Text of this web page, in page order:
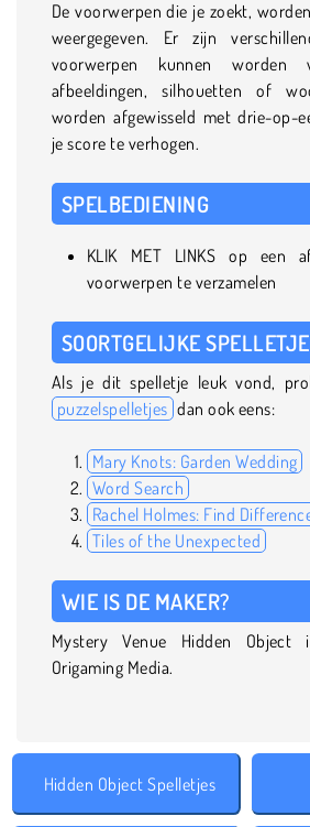
De voorwerpen die je zoekt,
weergegeven. Er zijn
voorwerpen kunnen worden
afbeeldingen, silhouetten of
worden afgewisseld met drie-op-
je score te verhogen.
SPELBEDIENING
KLIK MET LINKS op een
voorwerpen te verzamelen
SOORTGELIJKE
Als je dit spelletje leuk vond,
puzzelspelletjes dan ook eens:
Mary Knots: Garden Wedding
Word Search
Rachel Holmes: Find
Tiles of the Unexpected
WIE IS DE MAKER?
Mystery Venue Hidden Object
Origaming Media.
Hidden Object Spelletjes